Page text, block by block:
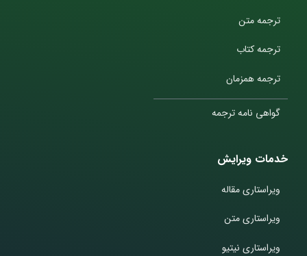
ترجمه متن
ترجمه کتاب
ترجمه همزمان
گواهی نامه ترجمه
خدمات ویرایش
ویراستاری مقاله
ویراستاری متن
ویراستاری نیتیو